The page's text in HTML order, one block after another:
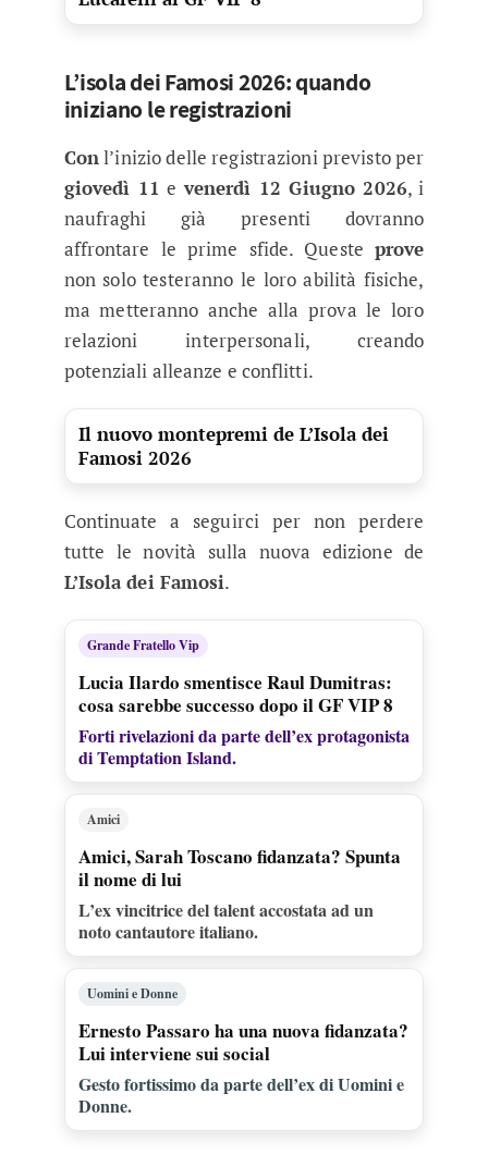
L’isola dei Famosi 2026: quando
iniziano le registrazioni
Conl’inizio delle registrazioni previsto per
giovedì 11 evenerdì 12 Giugno 2026, i
naufraghi già presenti dovranno
affrontare le prime sfide. Queste prove
non solo testeranno le loro abilità fisiche,
ma metteranno anche alla prova le loro
relazioni interpersonali, creando
potenziali alleanze e conflitti.
Il nuovo montepremi de L’Isola dei
Famosi 2026
Continuate a seguirci per non perdere
tutte le novità sulla nuova edizione de
L’Isola dei Famosi.
Grande Fratello Vip
Lucia Ilardo smentisce Raul Dumitras:
cosa sarebbe successo dopo il GF VIP 8
Forti rivelazioni da parte dell’ex protagonista
di Temptation Island.
Amici
Amici, Sarah Toscano fidanzata? Spunta
il nome di lui
L’ex vincitrice del talent accostata ad un
noto cantautore italiano.
Uomini e Donne
Ernesto Passaro ha una nuova fidanzata?
Lui interviene sui social
Gesto fortissimo da parte dell’ex di Uomini e
Donne.